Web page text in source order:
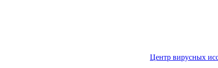
Центр вирусных